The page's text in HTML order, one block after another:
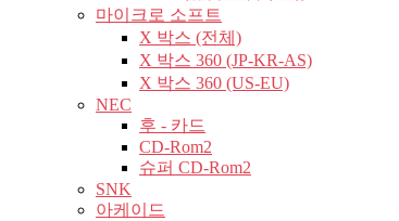
마이크로 소프트
X 박스 (전체)
X 박스 360 (JP-KR-AS)
X 박스 360 (US-EU)
NEC
후 - 카드
CD-Rom2
슈퍼 CD-Rom2
SNK
아케이드